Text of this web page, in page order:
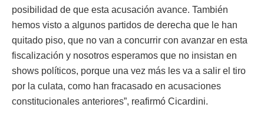
posibilidad de que esta acusación avance. También
hemos visto a algunos partidos de derecha que le han
quitado piso, que no van a concurrir con avanzar en esta
fiscalización y nosotros esperamos que no insistan en
shows políticos, porque una vez más les va a salir el tiro
por la culata, como han fracasado en acusaciones
constitucionales anteriores”, reafirmó Cicardini.